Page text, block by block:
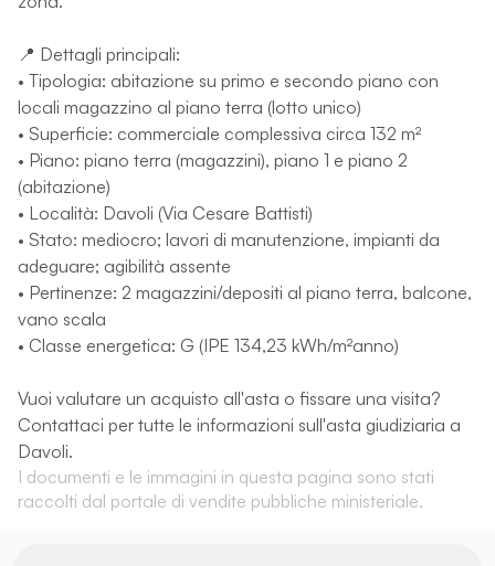
📍 Dettagli principali:
• Tipologia: abitazione su primo e secondo piano con
locali magazzino al piano terra (lotto unico)
• Superficie: commerciale complessiva circa 132 m²
• Piano: piano terra (magazzini), piano 1 e piano 2
(abitazione)
• Località: Davoli (Via Cesare Battisti)
• Stato: mediocro; lavori di manutenzione, impianti da
adeguare; agibilità assente
• Pertinenze: 2 magazzini/depositi al piano terra, balcone,
vano scala
• Classe energetica: G (IPE 134,23 kWh/m²anno)
Vuoi valutare un acquisto all'asta o fissare una visita?
Contattaci per tutte le informazioni sull'asta giudiziaria a
Davoli.
I documenti e le immagini in questa pagina sono stati
raccolti dal portale di vendite pubbliche ministeriale.